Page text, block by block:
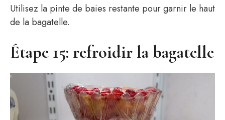
Utilisez la pinte de baies restante pour garnir le haut
de la bagatelle.
Étape 15: refroidir la bagatelle